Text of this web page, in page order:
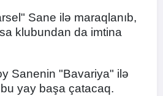
Sane ilə maraqlanıb,
klubundan da imtina
Sanenin "Bavariya" ilə
bu yay başa çatacaq.